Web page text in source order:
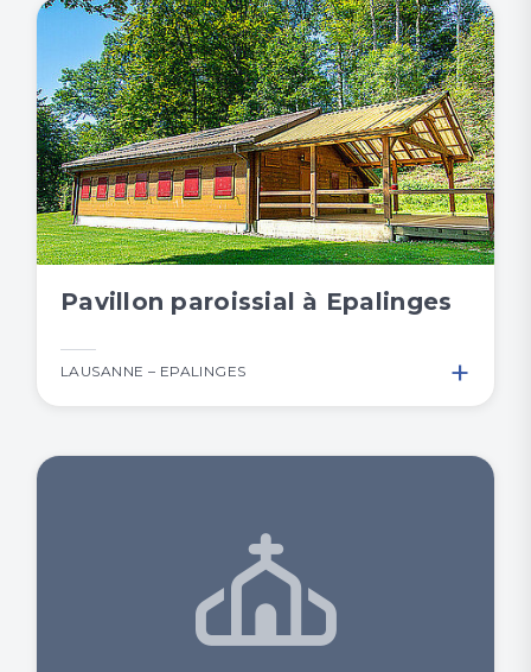
Pavillon paroissial à Epalinges
LAUSANNE – EPALINGES +